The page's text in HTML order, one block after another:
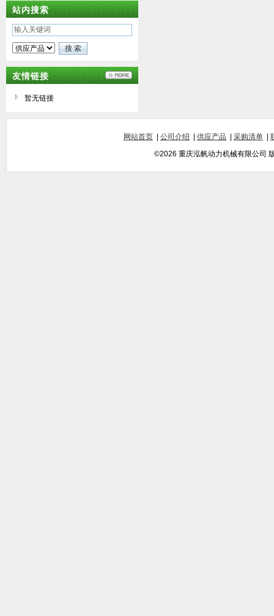
站内搜索
友情链接
暂无链接
网站首页 公司介绍 供应产品 采购清单
©2026 重庆泓帆动力机械有限公司